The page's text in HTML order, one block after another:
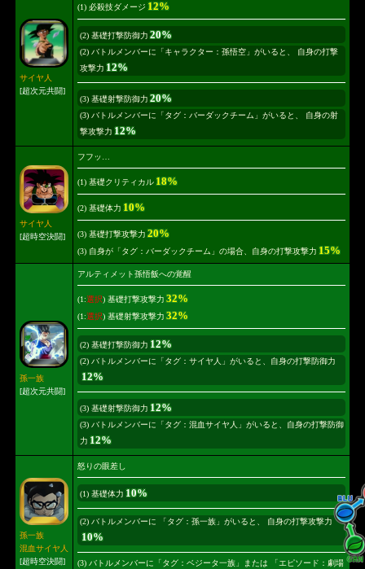
サイヤ人
[超次元共闘]
(1) 必殺技ダメージ 12%
(2) 基礎打撃防御力 20%
(2) バトルメンバーに「キャラクター：孫悟空」がいると、 自身の打撃
攻撃力 12%
(3) 基礎射撃防御力 20%
(3) バトルメンバーに「タグ：バーダックチーム」がいると、 自身の射
撃攻撃力 12%
サイヤ人
[超時空決闘]
フフッ…
(1) 基礎クリティカル18%
(2) 基礎体力 10%
(3) 基礎打撃攻撃力 20%
(3) 自身が「タグ：バーダックチーム」の場合、自身の打撃攻撃力 15%
孫一族
[超次元共闘]
アルティメット孫悟飯への覚醒
(1:選択) 基礎打撃攻撃力 32%
(1:選択) 基礎射撃攻撃力 32%
(2) 基礎打撃防御力 12%
(2) バトルメンバーに「タグ：サイヤ人」がいると、自身の打撃防御力
12%
(3) 基礎射撃防御力 12%
(3) バトルメンバーに「タグ：混血サイヤ人」がいると、自身の打撃防御
力 12%
孫一族
混血サイヤ人
[超時空決闘]
怒りの眼差し
(1) 基礎体力 10%
(2) バトルメンバーに 「タグ：孫一族」がいると、 自身の打撃攻撃力
10%
(3) バトルメンバーに「タグ：ベジータ一族」または 「エピソード：劇場